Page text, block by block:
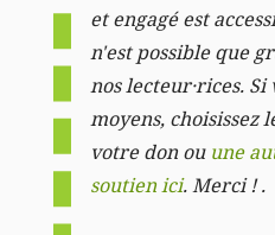
et engagé est
n'est possible que
nos lecteur·rices. Si
moyens, choisissez
votre don ou une
soutien ici. Merci ! .